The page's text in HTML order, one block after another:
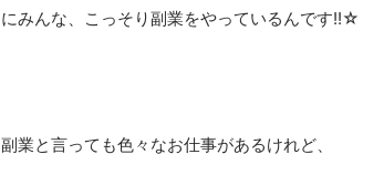
にみんな、こっそり副業をやっているんです!!☆
副業と言っても色々なお仕事があるけれど、